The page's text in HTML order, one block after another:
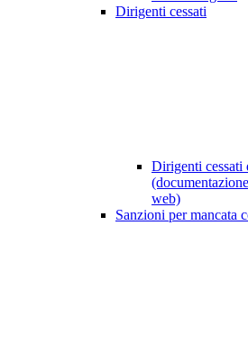
Dirigenti cessati
Dirigenti cessati
web)
Sanzioni per mancata